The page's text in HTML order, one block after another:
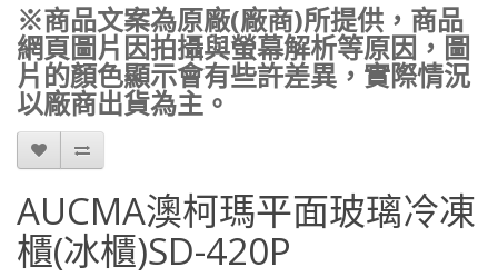
※商品文案為原廠(廠商)所提供，商品
網頁圖片因拍攝與螢幕解析等原因，圖
片的顏色顯示會有些許差異，實際情況
以廠商出貨為主。
AUCMA澳柯瑪平面玻璃冷凍
櫃(冰櫃)SD-420P